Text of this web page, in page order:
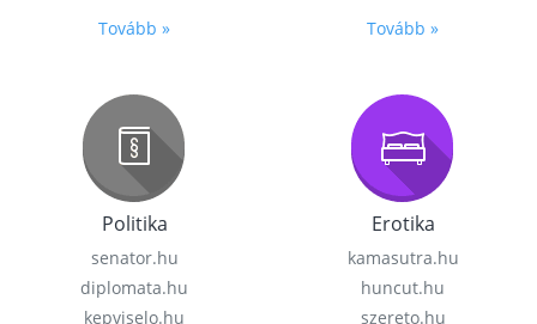
Tovább » Tovább »
Politika
senator.hu
diplomata.hu
kepviselo.hu
Erotika
kamasutra.hu
huncut.hu
szereto.hu